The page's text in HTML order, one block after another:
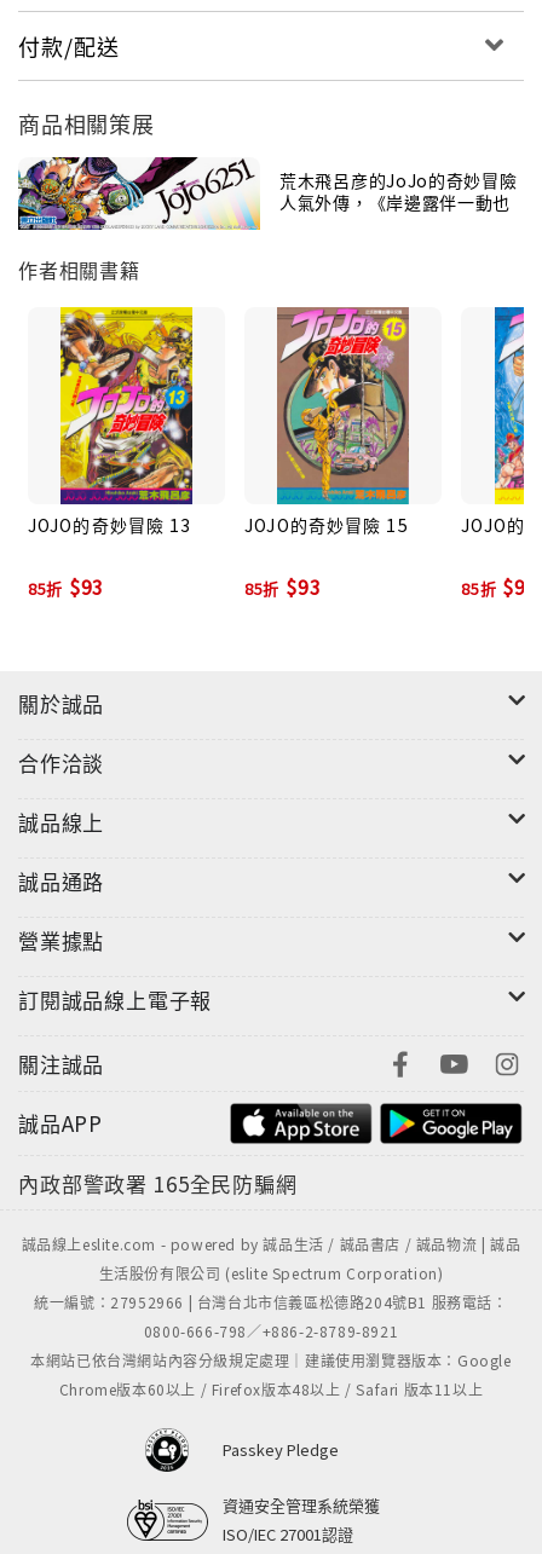
付款/配送
商品相關策展
荒木飛呂彦的JoJo的奇妙冒險
人氣外傳，《岸邊露伴一動也
作者相關書籍
JOJO的奇妙冒險 13
85折 $93
JOJO的奇妙冒險 15
85折 $93
JOJO的
85折 $93
關於誠品
合作洽談
誠品線上
誠品通路
營業據點
訂閱誠品線上電子報
關注誠品
誠品APP
內政部警政署 165全民防騙網
誠品線上eslite.com - powered by 誠品生活 / 誠品書店 / 誠品物流 | 誠品
生活股份有限公司 (eslite Spectrum Corporation)
統一編號：27952966 | 台灣台北市信義區松德路204號B1 服務電話：
0800-666-798／+886-2-8789-8921
本網站已依台灣網站內容分級規定處理｜建議使用瀏覽器版本：Google
Chrome版本60以上 / Firefox版本48以上 / Safari 版本11以上
Passkey Pledge
資通安全管理系統榮獲
ISO/IEC 27001認證